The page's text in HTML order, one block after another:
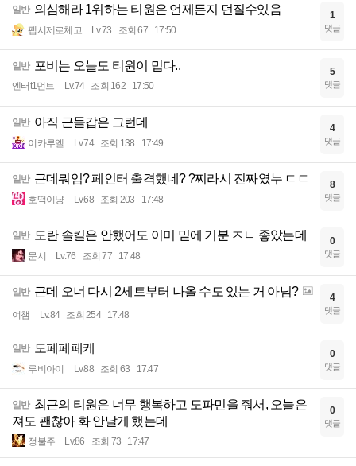
일반 의심해라 1위하는 티원은 언제든지 던질수있음
펩시제로체고 Lv.73 조회 67 17:50
1
댓글
일반 포비는 오늘도 티원이 밉다..
엔터t1먼트 Lv.74 조회 162 17:50
5
댓글
일반 아직 근들갑은 그런데
이카루엘 Lv.74 조회 138 17:49
4
댓글
일반 근데뭐임? 페인터 출격했네? ?찌라시 진짜였누 ㄷㄷ
호떡이냥 Lv.68 조회 203 17:48
8
댓글
일반 도란 솔킬은 안했어도 이미 밑에 기분 ㅈㄴ 좋았는데
문시 Lv.76 조회 77 17:48
0
댓글
일반 근데 오너 다시 2세트부터 나올 수도 있는 거 아님?
여챔 Lv.84 조회 254 17:48
4
댓글
일반 도페페페케
루비아이 Lv.88 조회 63 17:47
0
댓글
일반 최근의 티원은 너무 행복하고 도파민을 줘서, 오늘은
져도 괜찮아 화 안날게 했는데
정불주 Lv.86 조회 73 17:47
0
댓글